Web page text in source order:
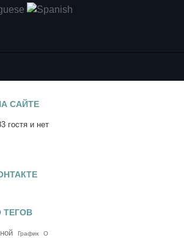
САЙТЕ
гостя и нет
ТЕГОВ
График
О